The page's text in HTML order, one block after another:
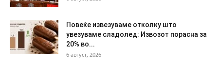
Повеќе извезуваме отколку што
увезуваме сладолед: Извозот порасна за
20% во...
6 август, 2026